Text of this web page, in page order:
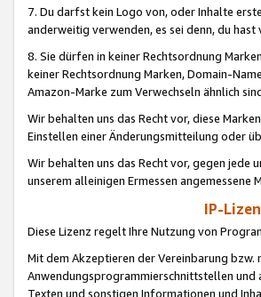
7. Du darfst kein Logo von, oder Inhalte
anderweitig verwenden, es sei denn, du
8. Sie dürfen in keiner Rechtsordnung
keiner Rechtsordnung Marken, Domain-
Amazon-Marke zum Verwechseln ähnlich
Wir behalten uns das Recht vor, diese
Einstellen einer Änderungsmitteilung oder
Wir behalten uns das Recht vor, gegen
unserem alleinigen Ermessen angemessene
IP-
Diese Lizenz regelt Ihre Nutzung von
Mit dem Akzeptieren der Vereinbarung
Anwendungsprogrammierschnittstellen und
Texten und sonstigen Informationen und